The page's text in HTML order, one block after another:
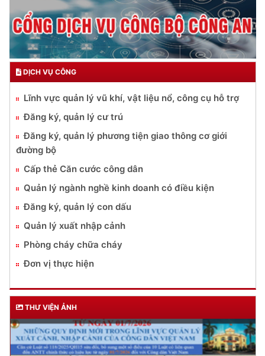
CƯƠNG QUYẾT, KHÔN KHÉO
Trích thư Chủ tịch Hồ Chí Minh
gửi Công an Khu XII,
ngày 11 tháng 3 năm 1948.
TRUYỀN HÌNH AN NINH HP